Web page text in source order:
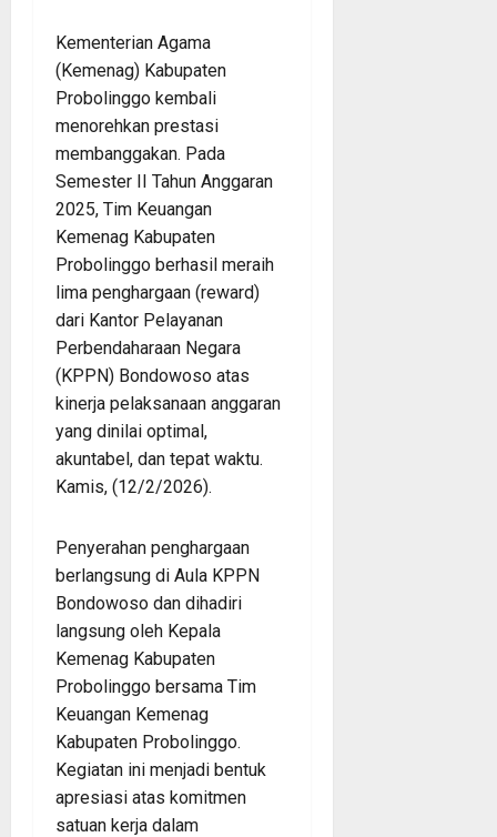
Kementerian Agama
(Kemenag) Kabupaten
Probolinggo kembali
menorehkan prestasi
membanggakan. Pada
Semester II Tahun Anggaran
2025, Tim Keuangan
Kemenag Kabupaten
Probolinggo berhasil meraih
lima penghargaan (reward)
dari Kantor Pelayanan
Perbendaharaan Negara
(KPPN) Bondowoso atas
kinerja pelaksanaan anggaran
yang dinilai optimal,
akuntabel, dan tepat waktu.
Kamis, (12/2/2026).
Penyerahan penghargaan
berlangsung di Aula KPPN
Bondowoso dan dihadiri
langsung oleh Kepala
Kemenag Kabupaten
Probolinggo bersama Tim
Keuangan Kemenag
Kabupaten Probolinggo.
Kegiatan ini menjadi bentuk
apresiasi atas komitmen
satuan kerja dalam